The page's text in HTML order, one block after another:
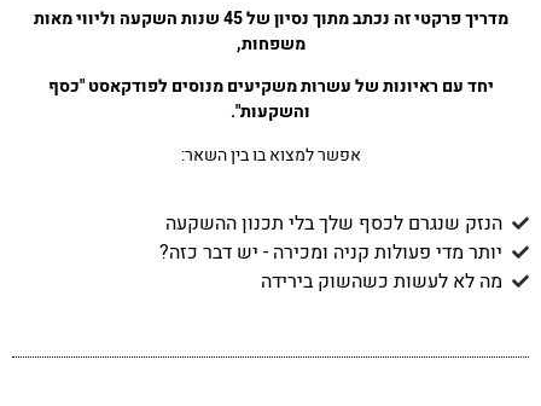
מדריך פרקטי זה נכתב מתוך נסיון של 45 שנות השקעה וליווי מאות
משפחות,
יחד עם ראיונות של עשרות משקיעים מנוסים לפודקאסט "כסף
והשקעות".
אפשר למצוא בו בין השאר:
הנזק שנגרם לכסף שלך בלי תכנון ההשקעה
יותר מדי פעולות קניה ומכירה - יש דבר כזה?
מה לא לעשות כשהשוק בירידה